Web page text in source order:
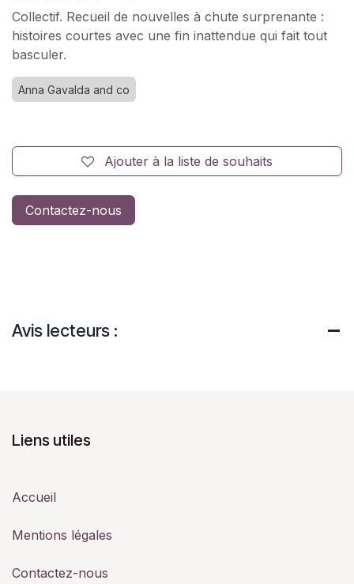
Collectif. Recueil de nouvelles à chute surprenante :
histoires courtes avec une fin inattendue qui fait tout
basculer.
Anna Gavalda and co
Ajouter à la liste de souhaits
Contactez-nous
Avis lecteurs :
Liens utiles
Accueil
Mentions légales
Contactez-nous